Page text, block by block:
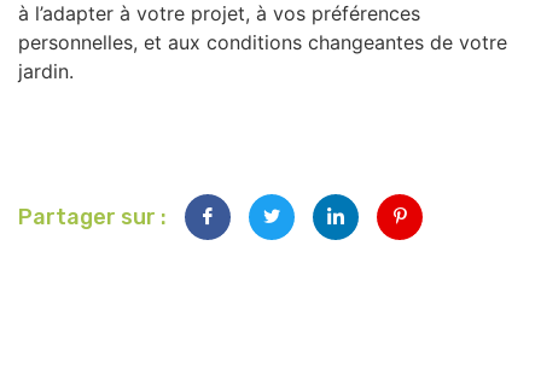
à l’adapter à votre projet, à vos préférences
personnelles, et aux conditions changeantes de votre
jardin.
Partager sur :